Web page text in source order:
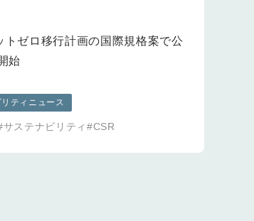
トゼロ移行計画の国際規格案で公
始
ティニュース
サステナビリティ #CSR